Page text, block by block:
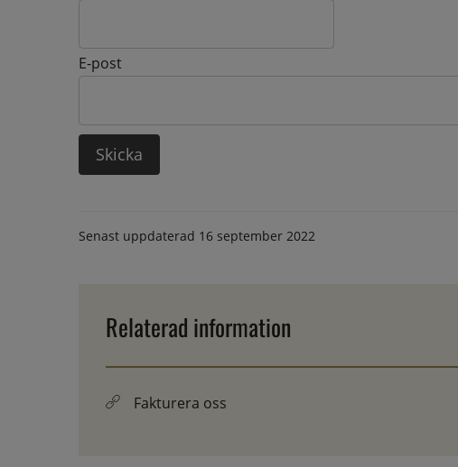
E-post
Senast uppdaterad 16 september 2022
Relaterad information
Fakturera oss